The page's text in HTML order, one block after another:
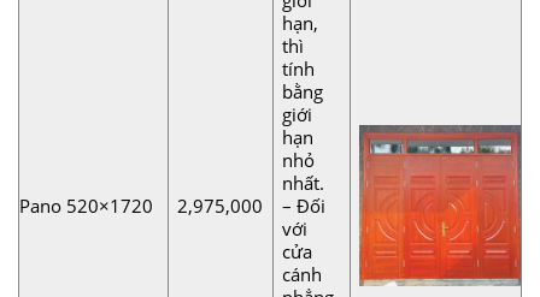
Pano 520×1720 2,975,000
hạn,
thì
tính
bằng
giới
hạn
nhỏ
nhất.
– Đối
với
cửa
cánh